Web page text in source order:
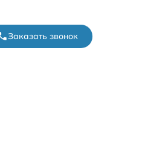
Заказать звонок